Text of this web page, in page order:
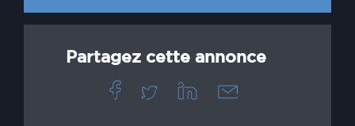
Partagez cette annonce